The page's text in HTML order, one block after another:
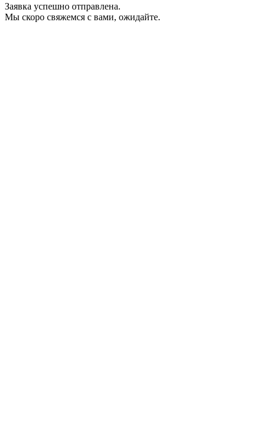
Заявка успешно отправлена.
Мы скоро свяжемся с вами, ожидайте.